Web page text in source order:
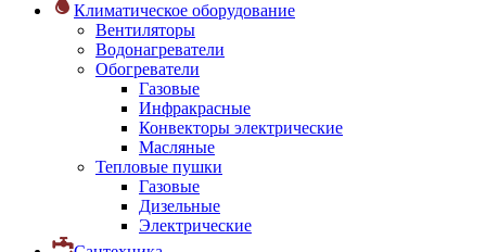
Климатическое оборудование
Вентиляторы
Водонагреватели
Обогреватели
Газовые
Инфракрасные
Конвекторы электрические
Масляные
Тепловые пушки
Газовые
Дизельные
Электрические